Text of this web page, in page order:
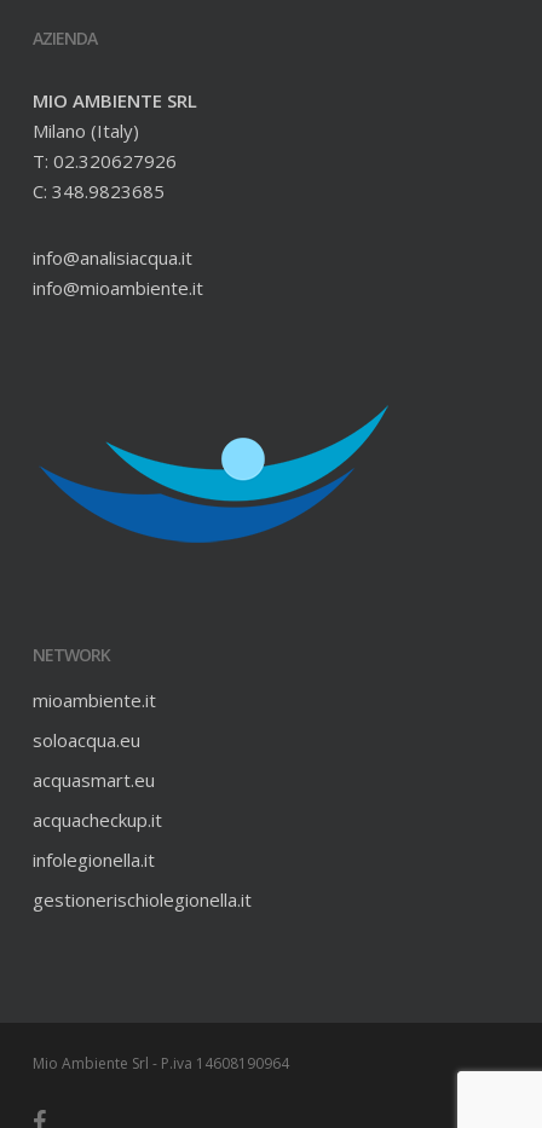
AZIENDA
MIO AMBIENTE SRL
Milano (Italy)
T: 02.320627926
C: 348.9823685
info@analisiacqua.it
info@mioambiente.it
NETWORK
mioambiente.it
soloacqua.eu
acquasmart.eu
acquacheckup.it
infolegionella.it
gestionerischiolegionella.it
Mio Ambiente Srl - P.iva 14608190964
facebook